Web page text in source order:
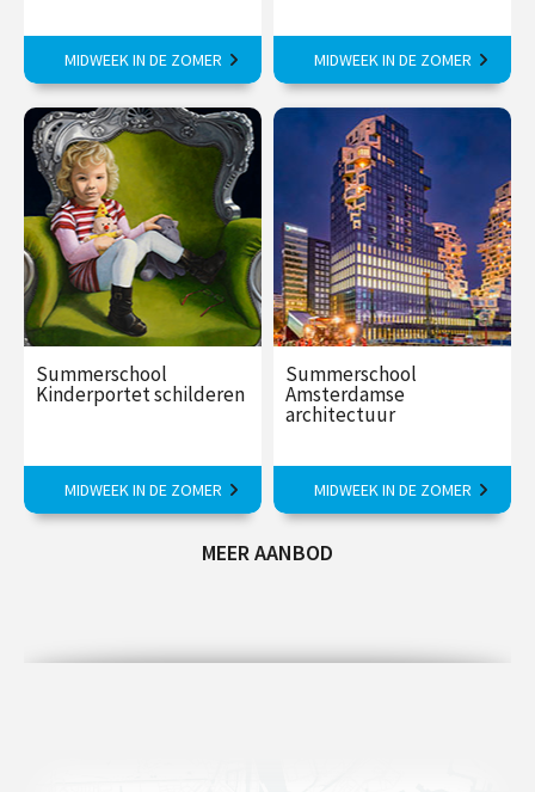
In 5 dagen zichtbaar beter
fotograferen
€ 375,00
vanaf 24
MIDWEEK IN DE ZOMER
Geïnspireerd door een
bevlogen docent in 1 week!
€ 375,00
MIDWEEK IN DE ZOMER
Summerschool
Kinderportet schilderen
Ontdek de geheimen van een
overtuigend portret.
MIDWEEK IN DE ZOMER
Summerschool
Amsterdamse
architectuur
Van middeleeuwse huizen tot
moderne hoogbouw.
€ 375,00
MIDWEEK IN DE ZOMER
MEER AANBOD